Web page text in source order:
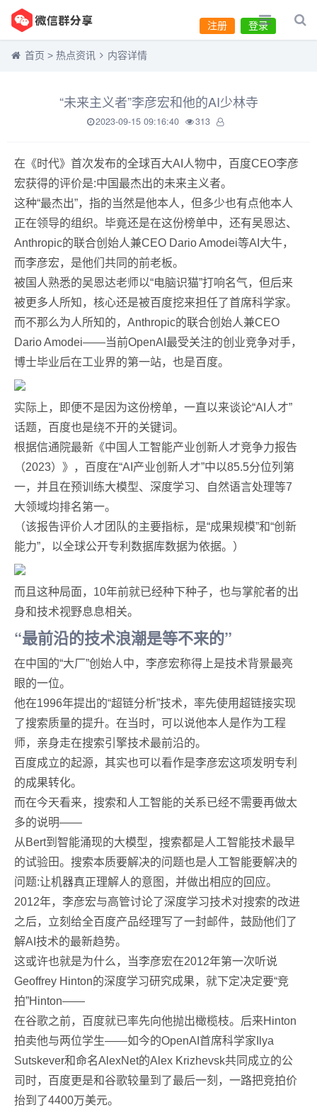
登录
注册
首页 > 热点资讯 内容详情
“未来主义者”李彦宏和他的AI少林寺
2023-09-15 09:16:40 313
在《时代》首次发布的全球百大AI人物中，百度CEO李彦
宏获得的评价是:中国最杰出的未来主义者。
这种“最杰出”，指的当然是他本人，但多少也有点他本人
正在领导的组织。毕竟还是在这份榜单中，还有吴恩达、
Anthropic的联合创始人兼CEO Dario Amodei等AI大牛，
而李彦宏，是他们共同的前老板。
被国人熟悉的吴恩达老师以“电脑识猫”打响名气，但后来
被更多人所知，核心还是被百度挖来担任了首席科学家。
而不那么为人所知的，Anthropic的联合创始人兼CEO
Dario Amodei——当前OpenAI最受关注的创业竞争对手，
博士毕业后在工业界的第一站，也是百度。
实际上，即便不是因为这份榜单，一直以来谈论“AI人才”
话题，百度也是绕不开的关键词。
根据信通院最新《中国人工智能产业创新人才竞争力报告
（2023）》，百度在“AI产业创新人才”中以85.5分位列第
一，并且在预训练大模型、深度学习、自然语言处理等7
大领域均排名第一。
（该报告评价人才团队的主要指标，是“成果规模”和“创新
能力”，以全球公开专利数据库数据为依据。）
而且这种局面，10年前就已经种下种子，也与掌舵者的出
身和技术视野息息相关。
“最前沿的技术浪潮是等不来的”
在中国的“大厂”创始人中，李彦宏称得上是技术背景最亮
眼的一位。
他在1996年提出的“超链分析”技术，率先使用超链接实现
了搜索质量的提升。在当时，可以说他本人是作为工程
师，亲身走在搜索引擎技术最前沿的。
百度成立的起源，其实也可以看作是李彦宏这项发明专利
的成果转化。
而在今天看来，搜索和人工智能的关系已经不需要再做太
多的说明——
从Bert到智能涌现的大模型，搜索都是人工智能技术最早
的试验田。搜索本质要解决的问题也是人工智能要解决的
问题:让机器真正理解人的意图，并做出相应的回应。
2012年，李彦宏与高管讨论了深度学习技术对搜索的改进
之后，立刻给全百度产品经理写了一封邮件，鼓励他们了
解AI技术的最新趋势。
这或许也就是为什么，当李彦宏在2012年第一次听说
Geoffrey Hinton的深度学习研究成果，就下定决定要“竞
拍”Hinton——
在谷歌之前，百度就已率先向他抛出橄榄枝。后来Hinton
拍卖他与两位学生——如今的OpenAI首席科学家Ilya
Sutskever和命名AlexNet的Alex Krizhevsk共同成立的公
司时，百度更是和谷歌较量到了最后一刻，一路把竞拍价
抬到了4400万美元。